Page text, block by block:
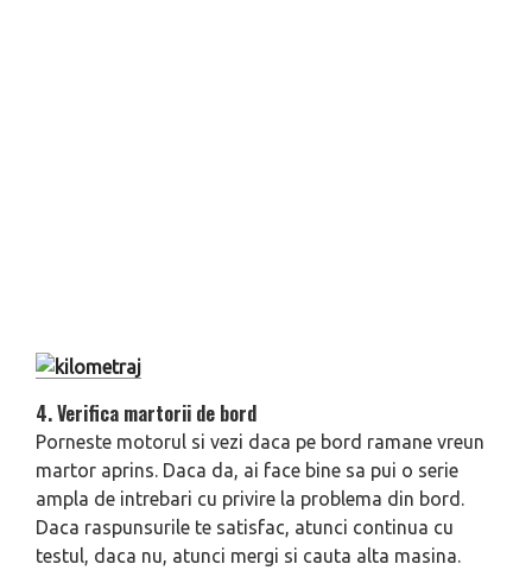
4. Verifica martorii de bord
Porneste motorul si vezi daca pe bord ramane vreun
martor aprins. Daca da, ai face bine sa pui o serie
ampla de intrebari cu privire la problema din bord.
Daca raspunsurile te satisfac, atunci continua cu
testul, daca nu, atunci mergi si cauta alta masina.